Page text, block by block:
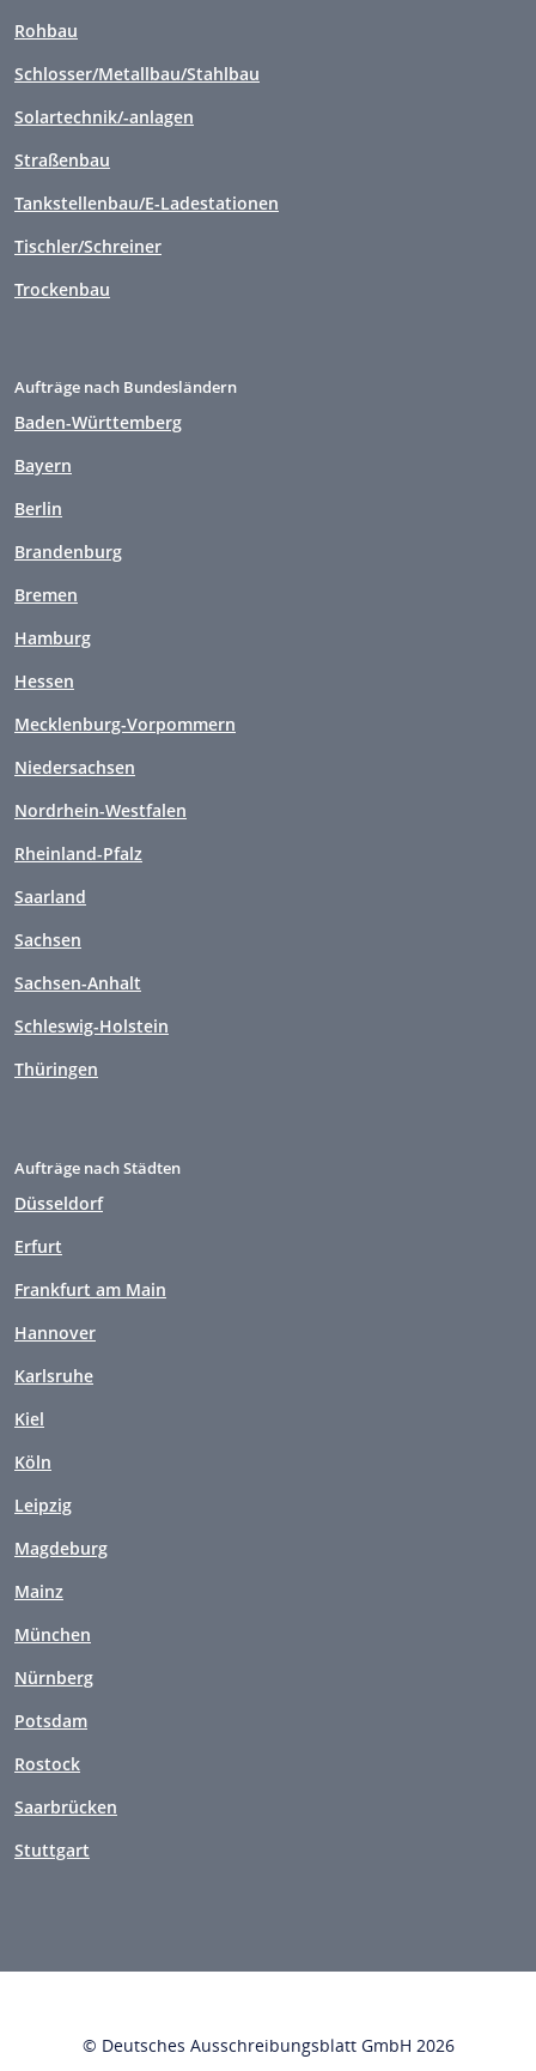
Rohbau
Schlosser/Metallbau/Stahlbau
Solartechnik/-anlagen
Straßenbau
Tankstellenbau/E-Ladestationen
Tischler/Schreiner
Trockenbau
Aufträge nach Bundesländern
Baden-Württemberg
Bayern
Berlin
Brandenburg
Bremen
Hamburg
Hessen
Mecklenburg-Vorpommern
Niedersachsen
Nordrhein-Westfalen
Rheinland-Pfalz
Saarland
Sachsen
Sachsen-Anhalt
Schleswig-Holstein
Thüringen
Aufträge nach Städten
Düsseldorf
Erfurt
Frankfurt am Main
Hannover
Karlsruhe
Kiel
Köln
Leipzig
Magdeburg
Mainz
München
Nürnberg
Potsdam
Rostock
Saarbrücken
Stuttgart
© Deutsches Ausschreibungsblatt GmbH 2026